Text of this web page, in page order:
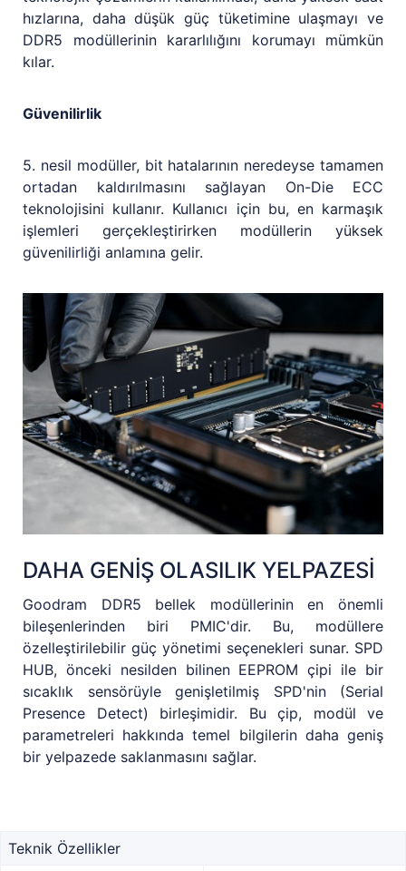
hızlarına, daha düşük güç tüketimine ulaşmayı ve
DDR5 modüllerinin kararlılığını korumayı mümkün
kılar.
Güvenilirlik
5. nesil modüller, bit hatalarının neredeyse tamamen
ortadan kaldırılmasını sağlayan On-Die ECC
teknolojisini kullanır. Kullanıcı için bu, en karmaşık
işlemleri gerçekleştirirken modüllerin yüksek
güvenilirliği anlamına gelir.
DAHA GENİŞ OLASILIK YELPAZESİ
Goodram DDR5 bellek modüllerinin en önemli
bileşenlerinden biri PMIC'dir. Bu, modüllere
özelleştirilebilir güç yönetimi seçenekleri sunar. SPD
HUB, önceki nesilden bilinen EEPROM çipi ile bir
sıcaklık sensörüyle genişletilmiş SPD'nin (Serial
Presence Detect) birleşimidir. Bu çip, modül ve
parametreleri hakkında temel bilgilerin daha geniş
bir yelpazede saklanmasını sağlar.
Teknik Özellikler